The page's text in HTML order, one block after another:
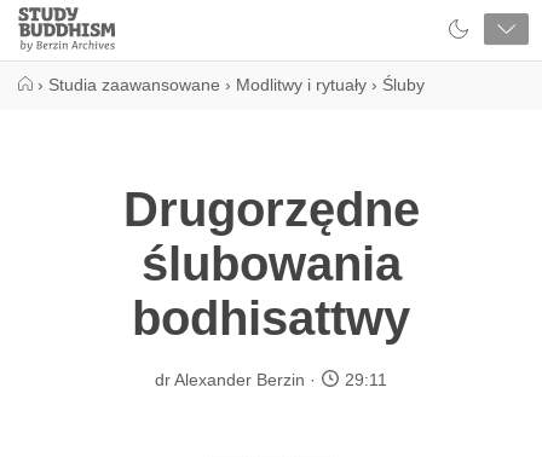
Close
Study
Buddhism
› Studia zaawansowane › Modlitwy i rytuały › Śluby
Drugorzędne
ślubowania
bodhisattwy
dr Alexander Berzin 29:11